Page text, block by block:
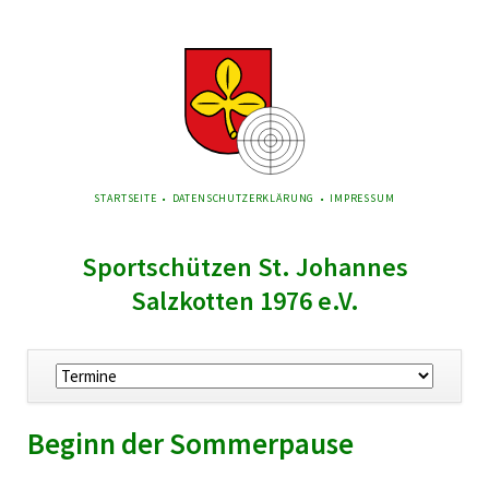
NAVIGATION
STARTSEITE DATENSCHUTZERKLÄRUNG IMPRESSUM
Sportschützen St. Johannes
Salzkotten 1976 e.V.
Navigation
überspringen
Beginn der Sommerpause